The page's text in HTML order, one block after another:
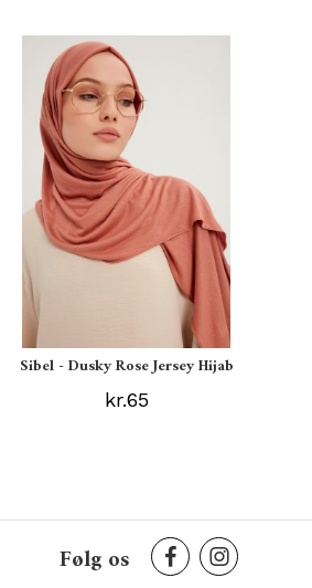
Sibel - Dusky Rose Jersey Hijab
kr.65
Følg os